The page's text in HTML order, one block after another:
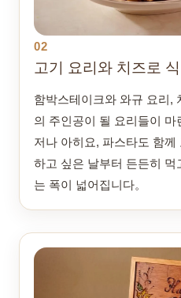
02
고기 요리와 치즈로
함박스테이크와 와규 요리,
의 주인공이 될 요리들이
저나 아히요, 파스타도 함
하고 싶은 날부터 든든히 먹
는 폭이 넓어집니다。